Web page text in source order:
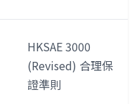
HKSAE 3000
(Revised) 合理保
證準則